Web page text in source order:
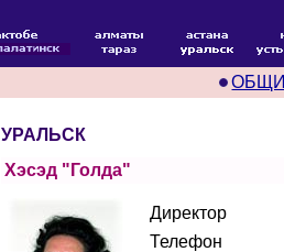
УРАЛЬСК
Хэсэд "Голда"
Директор
Телефон